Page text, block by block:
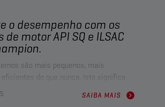
o desempenho com os
de motor API SQ e ILSAC
são mais pequenos, mais
do que nunca. Isto significa
a quente e colocam maiores
Para fazer face a estes
SAIBA MAIS